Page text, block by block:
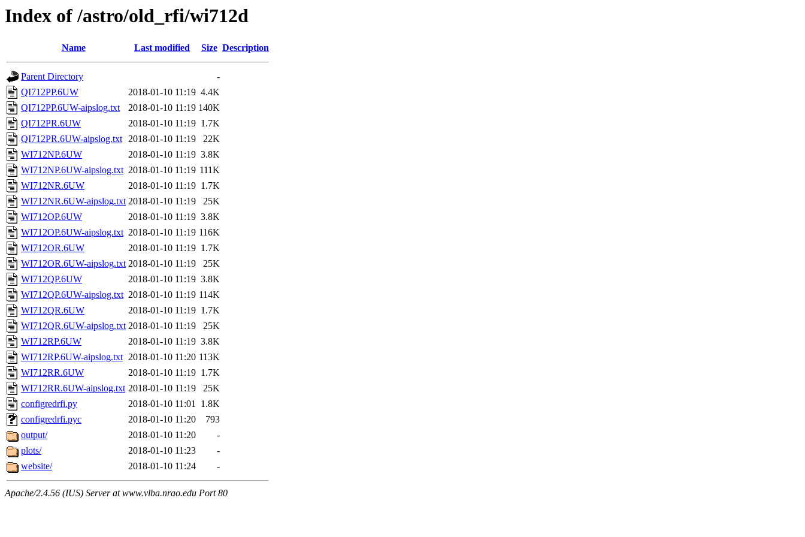
Index of /astro/old_rfi/wi712d
Name Last modified Size Description
Parent Directory
-
QI712PP.6UW
2018-01-10 11:19 4.4K
QI712PP.6UW-aipslog.txt
2018-01-10 11:19 140K
QI712PR.6UW
2018-01-10 11:19 1.7K
QI712PR.6UW-aipslog.txt 2018-01-10 11:19
22K
WI712NP.6UW
2018-01-10 11:19 3.8K
WI712NP.6UW-aipslog.txt 2018-01-10 11:19 111K
WI712NR.6UW
2018-01-10 11:19 1.7K
WI712NR.6UW-aipslog.txt 2018-01-10 11:19
25K
WI712OP.6UW
2018-01-10 11:19 3.8K
WI712OP.6UW-aipslog.txt 2018-01-10 11:19 116K
WI712OR.6UW
2018-01-10 11:19 1.7K
WI712OR.6UW-aipslog.txt 2018-01-10 11:19
25K
WI712QP.6UW
2018-01-10 11:19 3.8K
WI712QP.6UW-aipslog.txt 2018-01-10 11:19 114K
WI712QR.6UW
2018-01-10 11:19 1.7K
WI712QR.6UW-aipslog.txt 2018-01-10 11:19
25K
WI712RP.6UW
2018-01-10 11:19 3.8K
WI712RP.6UW-aipslog.txt 2018-01-10 11:20 113K
WI712RR.6UW
2018-01-10 11:19 1.7K
WI712RR.6UW-aipslog.txt 2018-01-10 11:19
25K
configredrfi.py
2018-01-10 11:01 1.8K
configredrfi.pyc
2018-01-10 11:20
793
output/
2018-01-10 11:20
-
plots/
2018-01-10 11:23
-
website/
2018-01-10 11:24 -
Apache/2.4.56 (IUS) Server at www.vlba.nrao.edu Port 80